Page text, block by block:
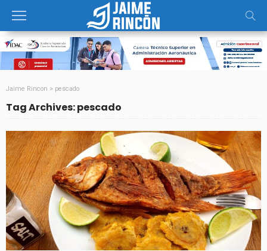
Jaime Rincon > pescado
Tag Archives: pescado